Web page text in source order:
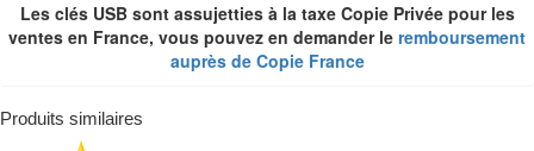
Les clés USB sont assujetties à la taxe Copie Privée pour les
ventes en France, vous pouvez en demander le remboursement
auprès de Copie France
Produits similaires